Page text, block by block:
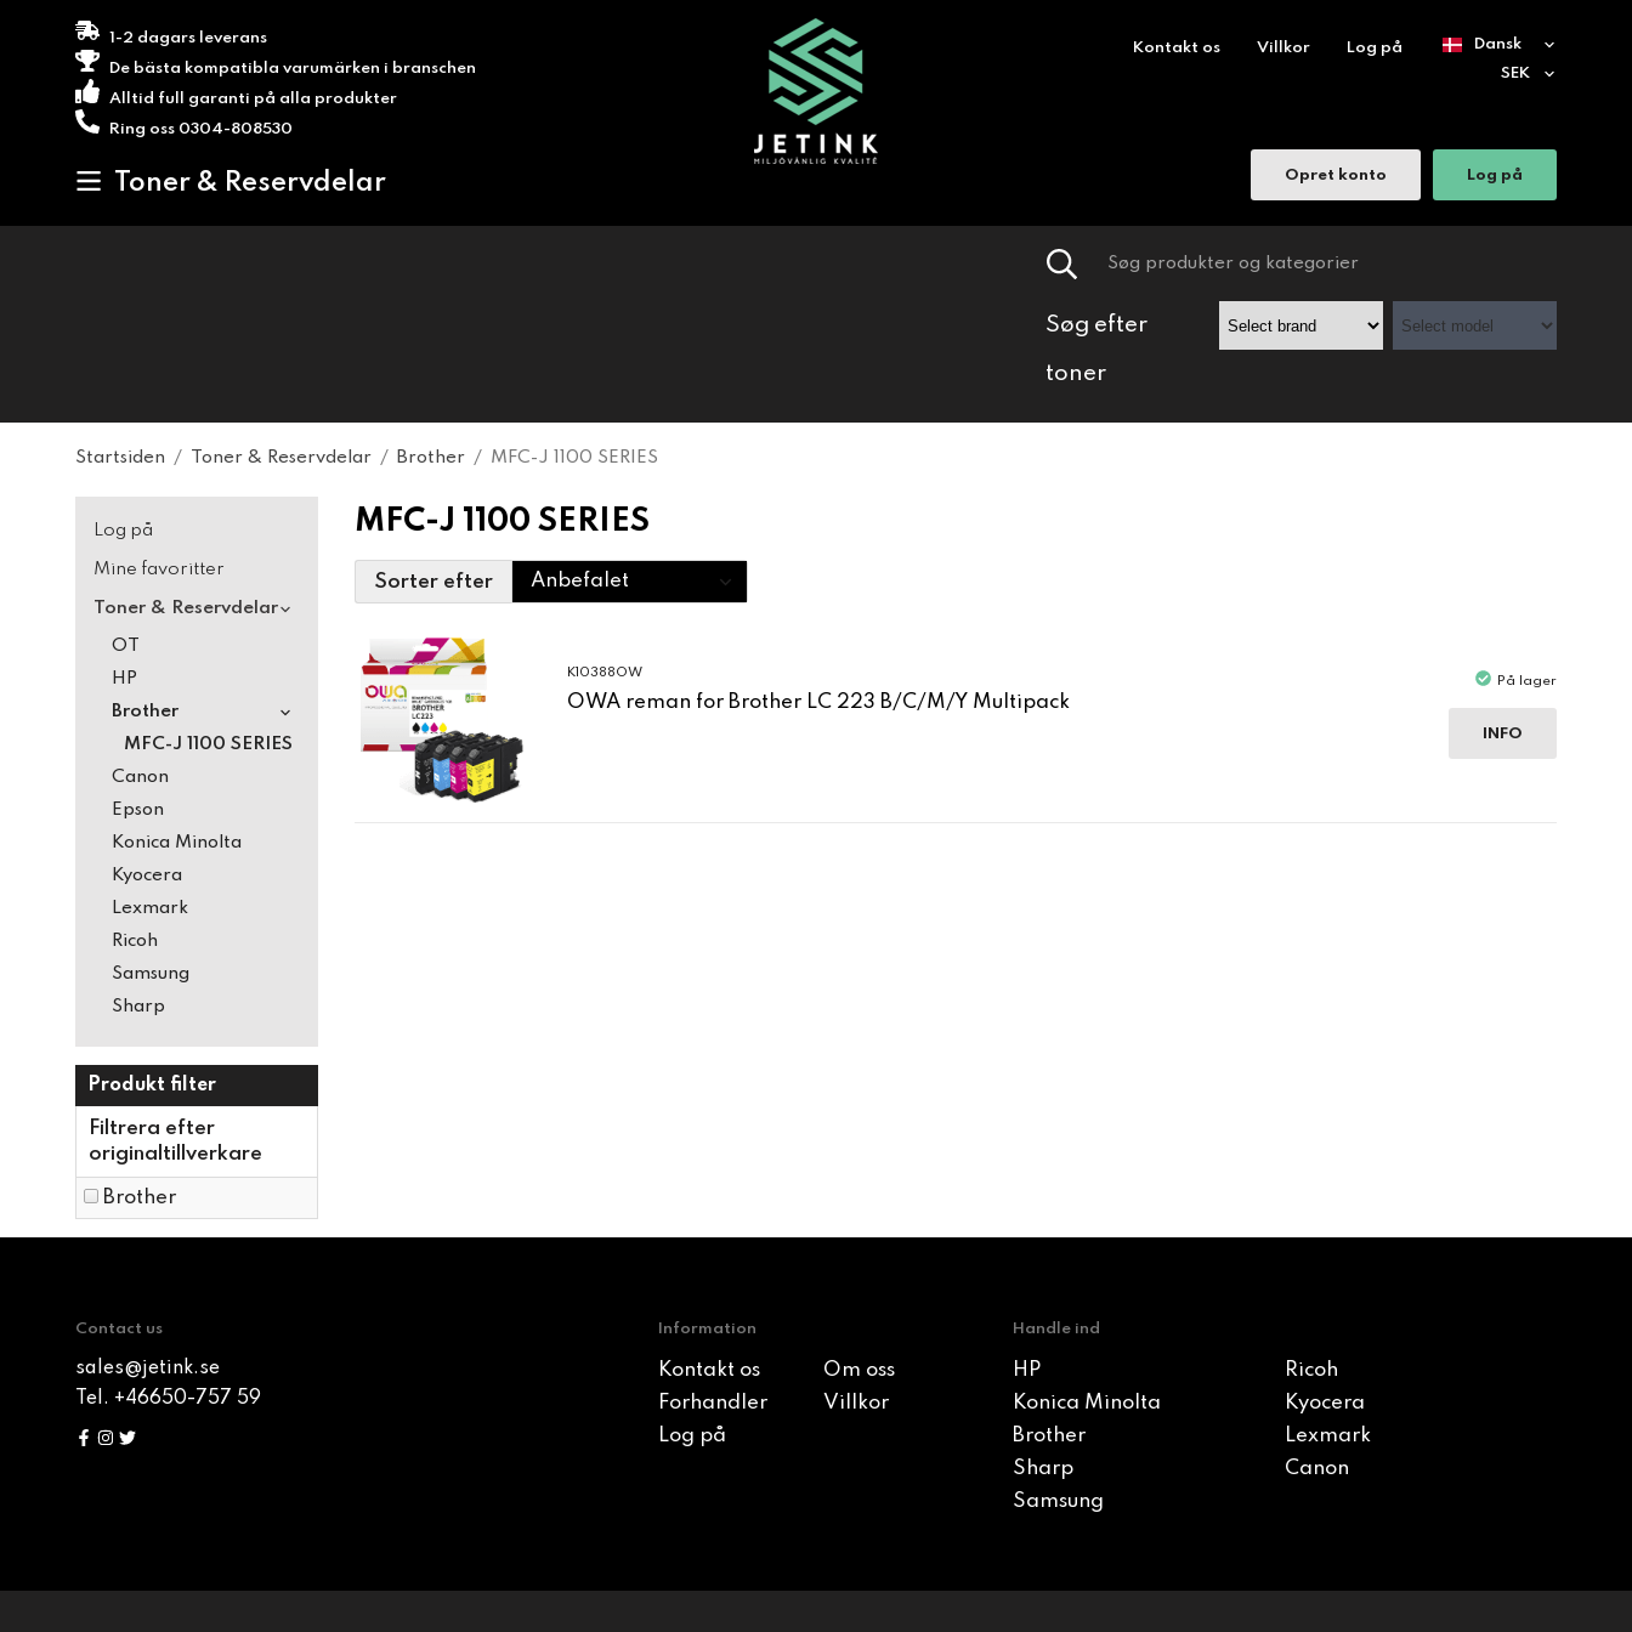
1-2 dagars leverans
De bästa kompatibla varumärken i branschen
Alltid full garanti på alla produkter
Ring oss 0304-808530
Toner & Reservdelar
Kontakt os Villkor Log på
Opret konto Log på
Søg efter
toner
Startsiden / Toner & Reservdelar / Brother / MFC-J 1100 SERIES
Log på
Mine favoritter
Toner & Reservdelar
OT
HP
Brother
MFC-J 1100 SERIES
Canon
Epson
Konica Minolta
Kyocera
Lexmark
Ricoh
Samsung
Sharp
Produkt filter
Filtrera efter
originaltillverkare
Brother
MFC-J 1100 SERIES
Sorter efter
K10388OW
OWA reman for Brother LC 223 B/C/M/Y Multipack
På lager
INFO
Contact us
sales@jetink.se
Tel. +46650-757 59
Information
Kontakt os
Om oss
Forhandler
Villkor
Log på
Handle ind
HP
Ricoh
Konica Minolta
Kyocera
Brother
Lexmark
Sharp
Canon
Samsung